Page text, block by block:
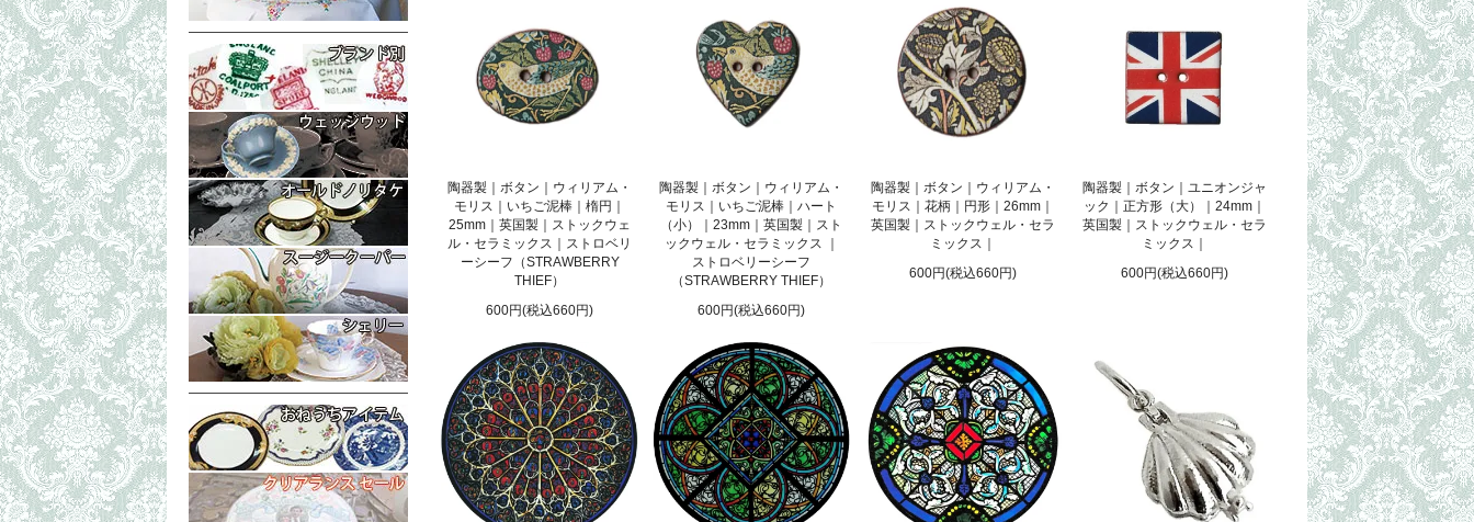
陶器製｜ボタン｜ウィリアム・
モリス｜いちご泥棒｜楕円｜
25mm｜英国製｜ストックウェ
ル・セラミックス｜ストロベリ
ーシーフ（STRAWBERRY
THIEF）
600円(税込660円)
陶器製｜ボタン｜ウィリアム・
モリス｜いちご泥棒｜ハート
（小）｜23mm｜英国製｜スト
ックウェル・セラミックス ｜
ストロベリーシーフ
（STRAWBERRY THIEF）
600円(税込660円)
陶器製｜ボタン｜ウィリアム・
モリス｜花柄｜円形｜26mm｜
英国製｜ストックウェル・セラ
ミックス｜
600円(税込660円)
陶器製｜ボタン｜ユニオンジャ
ック｜正方形（大）｜24mm｜
英国製｜ストックウェル・セラ
ミックス｜
600円(税込660円)